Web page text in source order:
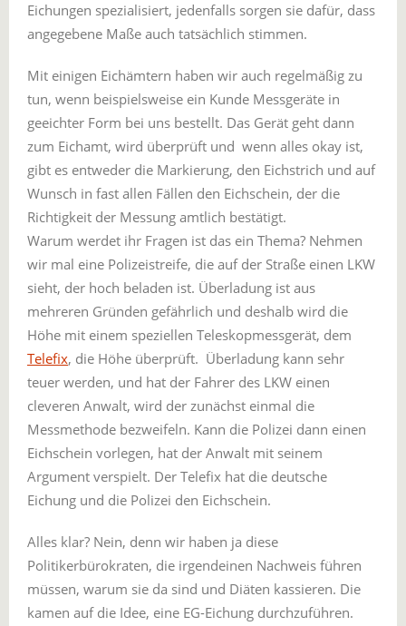
Eichungen spezialisiert, jedenfalls sorgen sie dafür, dass
angegebene Maße auch tatsächlich stimmen.
Mit einigen Eichämtern haben wir auch regelmäßig zu
tun, wenn beispielsweise ein Kunde Messgeräte in
geeichter Form bei uns bestellt. Das Gerät geht dann
zum Eichamt, wird überprüft und wenn alles okay ist,
gibt es entweder die Markierung, den Eichstrich und auf
Wunsch in fast allen Fällen den Eichschein, der die
Richtigkeit der Messung amtlich bestätigt.
Warum werdet ihr Fragen ist das ein Thema? Nehmen
wir mal eine Polizeistreife, die auf der Straße einen LKW
sieht, der hoch beladen ist. Überladung ist aus
mehreren Gründen gefährlich und deshalb wird die
Höhe mit einem speziellen Teleskopmessgerät, dem
Telefix, die Höhe überprüft. Überladung kann sehr
teuer werden, und hat der Fahrer des LKW einen
cleveren Anwalt, wird der zunächst einmal die
Messmethode bezweifeln. Kann die Polizei dann einen
Eichschein vorlegen, hat der Anwalt mit seinem
Argument verspielt. Der Telefix hat die deutsche
Eichung und die Polizei den Eichschein.
Alles klar? Nein, denn wir haben ja diese
Politikerbürokraten, die irgendeinen Nachweis führen
müssen, warum sie da sind und Diäten kassieren. Die
kamen auf die Idee, eine EG-Eichung durchzuführen.